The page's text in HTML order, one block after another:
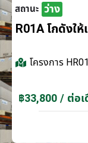
สถานะ ว่าง
R01A โกดังใ
โครงการ
฿33,800 / ต่อ